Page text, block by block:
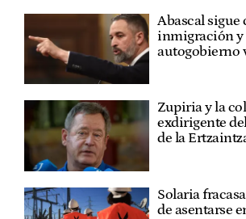
Abascal sigue
inmigración y
autogobierno
Zupiria y la
exdirigente
de la
Solaria
de asentarse